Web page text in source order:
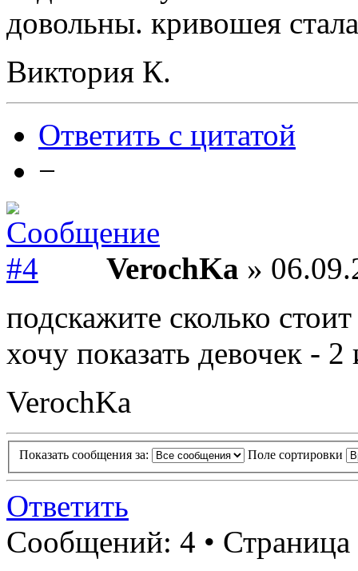
довольны. кривошея
Виктория К.
Ответить с цитатой
−
VerochKa »
подскажите сколько
хочу показать девочек -
VerochKa
Показать сообщения за: Поле сортировки
Ответить
Сообщений: 4 • Страница